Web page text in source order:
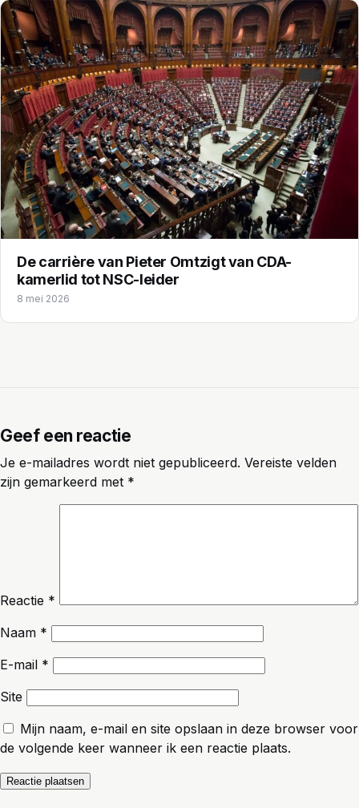
De carrière van Pieter Omtzigt van CDA-
kamerlid tot NSC-leider
8 mei 2026
Geef een reactie
Je e-mailadres wordt niet gepubliceerd. Vereiste velden
zijn gemarkeerd met *
Reactie *
Naam *
E-mail *
Site
Mijn naam, e-mail en site opslaan in deze browser voor
de volgende keer wanneer ik een reactie plaats.